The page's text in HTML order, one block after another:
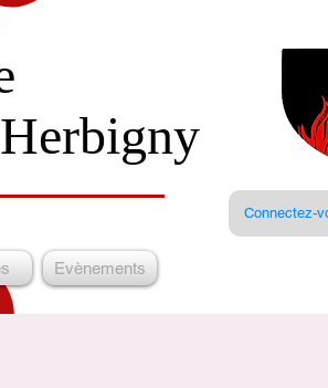
Connectez-
Evènements